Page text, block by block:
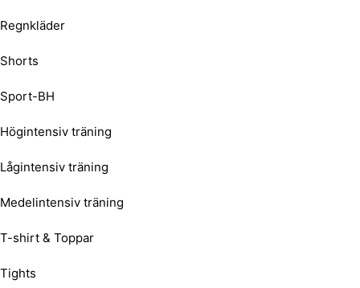
Regnkläder
Shorts
Sport-BH
Högintensiv träning
Lågintensiv träning
Medelintensiv träning
T-shirt & Toppar
Tights